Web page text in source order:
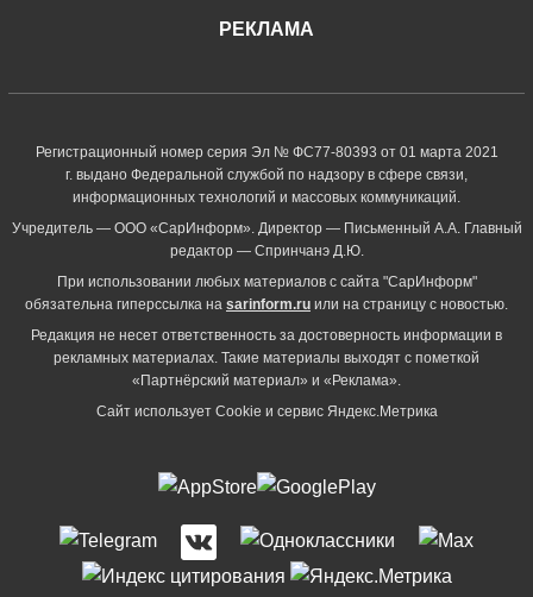
РЕКЛАМА
Регистрационный номер серия Эл № ФС77-80393 от 01 марта 2021
г. выдано Федеральной службой по надзору в сфере связи,
информационных технологий и массовых коммуникаций.
Учредитель — ООО «СарИнформ». Директор — Письменный А.А. Главный
редактор — Спринчанэ Д.Ю.
При использовании любых материалов с сайта "СарИнформ"
обязательна гиперссылка на sarinform.ru или на страницу с новостью.
Редакция не несет ответственность за достоверность информации в
рекламных материалах. Такие материалы выходят с пометкой
«Партнёрский материал» и «Реклама».
Сайт использует Cookie и сервиc Яндекс.Метрика